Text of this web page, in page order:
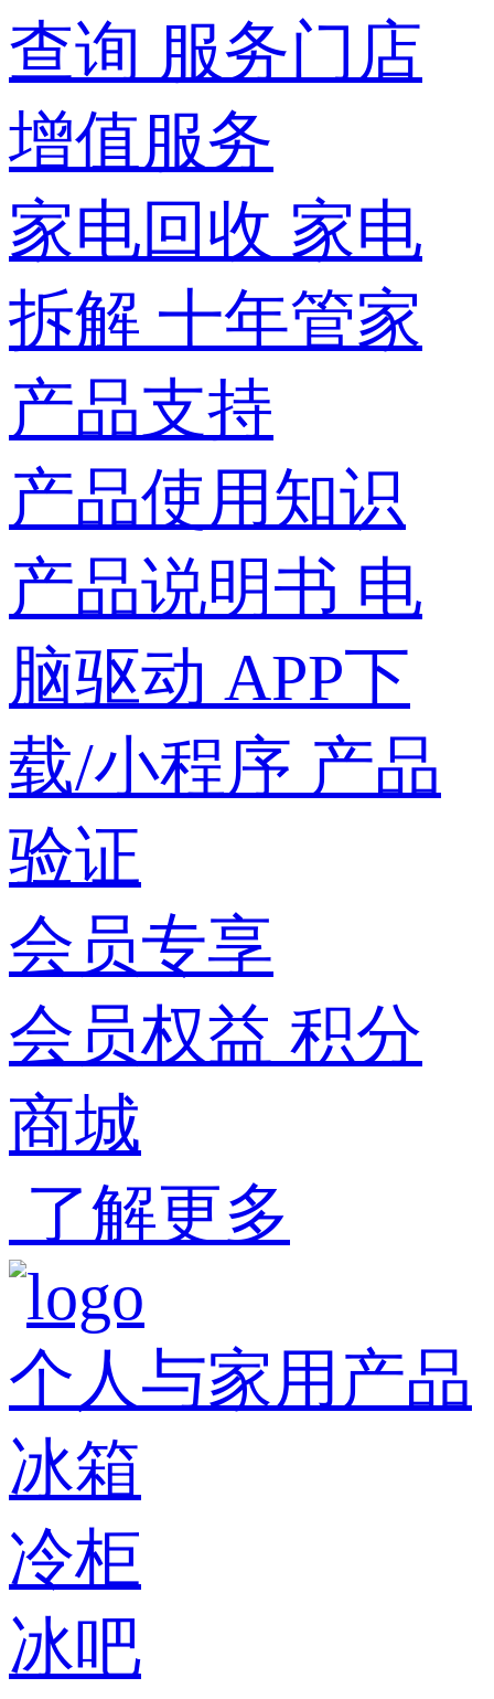
查询 服务门店
增值服务
家电回收 家电
拆解 十年管家
产品支持
产品使用知识
产品说明书 电
脑驱动 APP下
载/小程序 产品
验证
会员专享
会员权益 积分
商城
了解更多
个人与家用产品
冰箱
冷柜
冰吧